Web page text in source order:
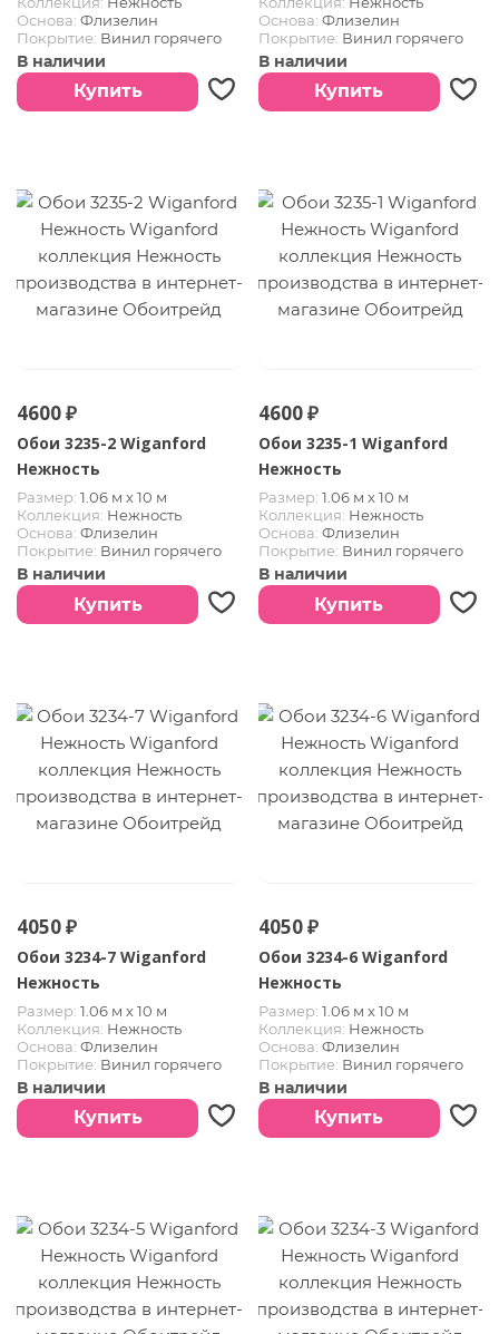
Основа: Флизелин
Покрытие: Винил горячего
тиснения
В наличии
Купить
Основа: Флизелин
Покрытие: Винил горячего
тиснения
В наличии
Купить
4600 ₽
Обои 3235-2 Wiganford
Нежность
Размер: 1.06 м х 10 м
Коллекция: Нежность
Основа: Флизелин
Покрытие: Винил горячего
тиснения
В наличии
Купить
4600 ₽
Обои 3235-1 Wiganford
Нежность
Размер: 1.06 м х 10 м
Коллекция: Нежность
Основа: Флизелин
Покрытие: Винил горячего
тиснения
В наличии
Купить
4050 ₽
Обои 3234-7 Wiganford
Нежность
Размер: 1.06 м х 10 м
Коллекция: Нежность
Основа: Флизелин
Покрытие: Винил горячего
тиснения
В наличии
Купить
4050 ₽
Обои 3234-6 Wiganford
Нежность
Размер: 1.06 м х 10 м
Коллекция: Нежность
Основа: Флизелин
Покрытие: Винил горячего
тиснения
В наличии
Купить